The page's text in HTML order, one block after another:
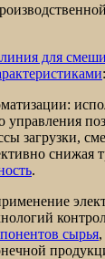
для
:
управления
загрузки,
снижая
.
сырья